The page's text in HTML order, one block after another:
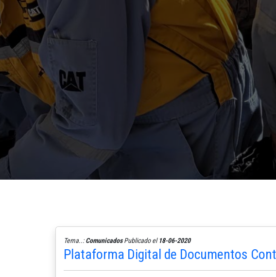
Tema..:ComunicadosPublicado el 18-06-2020
Plataforma Digital de Documentos